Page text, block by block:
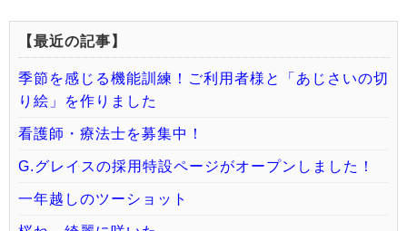
【最近の記事】
季節を感じる機能訓練！ご利用者様と「あじさいの切
り絵」を作りました
看護師・療法士を募集中！
G.グレイスの採用特設ページがオープンしました！
一年越しのツーショット